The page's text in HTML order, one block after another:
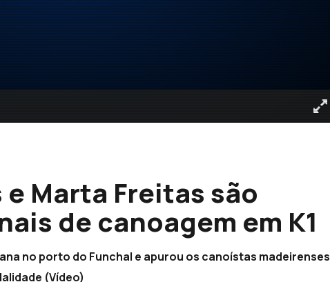
Marta Freitas são
de canoagem em K1
no porto do Funchal e apurou os canoístas madeirenses
(Vídeo)